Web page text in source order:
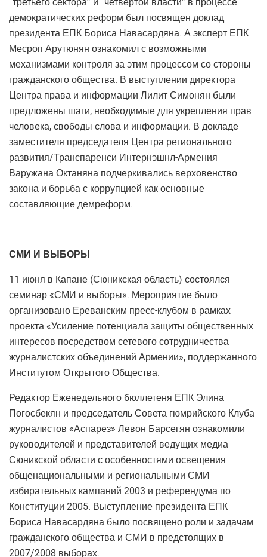
демократических реформ был посвящен доклад
президента ЕПК Бориса Навасардяна. А эксперт ЕПК
Месроп Арутюнян ознакомил с возможными
механизмами контроля за этим процессом со стороны
гражданского общества. В выступлении директора
Центра права и информации Лилит Симонян были
предложены шаги, необходимые для укрепления прав
человека, свободы слова и информации. В докладе
заместителя председателя Центра регионального
развития/Транспаренси Интернэшнл-Армения
Варужана Октаняна подчеркивались верховенство
закона и борьба с коррупцией как основные
составляющие демреформ.
СМИ И ВЫБОРЫ
11 июня в Капане (Сюникская область) состоялся
семинар «СМИ и выборы». Мероприятие было
организовано Ереванским пресс-клубом в рамках
проекта «Усиление потенциала защиты общественных
интересов посредством сетевого сотрудничества
журналистских объединений Армении», поддержанного
Институтом Открытого Общества.
Редактор Еженедельного бюллетеня ЕПК Элина
Погосбекян и председатель Совета гюмрийского Клуба
журналистов «Аспарез» Левон Барсегян ознакомили
руководителей и представителей ведущих медиа
Сюникской области с особенностями освещения
общенациональными и региональными СМИ
избирательных кампаний 2003 и референдума по
Конституции 2005. Выступление президента ЕПК
Бориса Навасардяна было посвящено роли и задачам
гражданского общества и СМИ в предстоящих в
2007/2008 выборах.